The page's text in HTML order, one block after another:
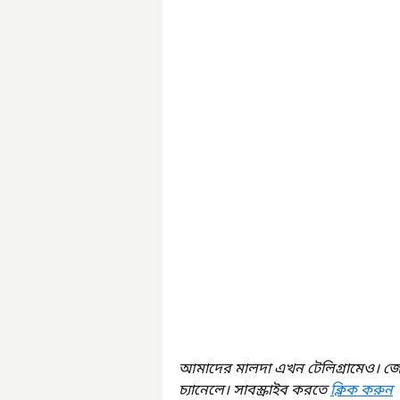
আমাদের মালদা এখন টেলিগ্রামেও।
চ্যানেলে। সাবস্ক্রাইব করতে ক্লিক করুন